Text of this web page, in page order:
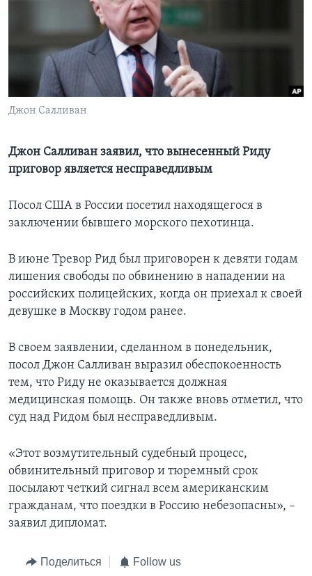
СОЦИАЛЬНЫЕ СЕТИ
Джон Салливан
Джон Салливан заявил, что вынесенный Риду
приговор является несправедливым
Посол США в России посетил находящегося в
заключении бывшего морского пехотинца.
В июне Тревор Рид был приговорен к девяти годам
лишения свободы по обвинению в нападении на
российских полицейских, когда он приехал к своей
девушке в Москву годом ранее.
В своем заявлении, сделанном в понедельник,
посол Джон Салливан выразил обеспокоенность
тем, что Риду не оказывается должная
медицинская помощь. Он также вновь отметил, что
суд над Ридом был несправедливым.
«Этот возмутительный судебный процесс,
обвинительный приговор и тюремный срок
посылают четкий сигнал всем американским
гражданам, что поездки в Россию небезопасны», –
заявил дипломат.
Поделиться Follow us